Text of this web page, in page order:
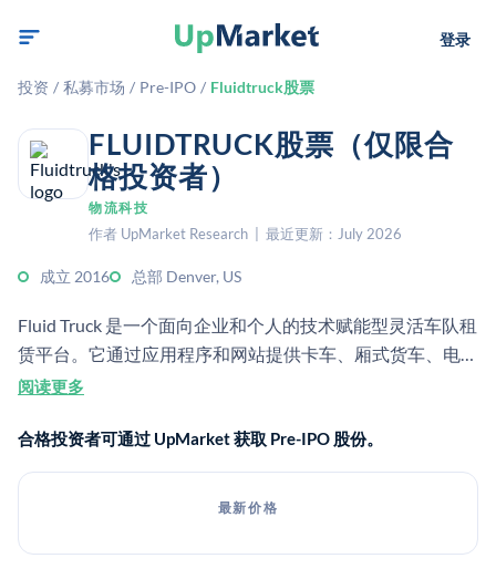
登录
投资 / 私募市场 / Pre-IPO / Fluidtruck股票
FLUIDTRUCK股票（仅限合
格投资者）
物流科技
作者 UpMarket Research | 最近更新：July 2026
成立 2016 总部 Denver, US
Fluid Truck 是一个面向企业和个人的技术赋能型灵活车队租
赁平台。它通过应用程序和网站提供卡车、厢式货车、电动
车及其他商用车辆，支持车队使用和末端物流。
阅读更多
合格投资者可通过 UpMarket 获取 Pre-IPO 股份。
最新价格